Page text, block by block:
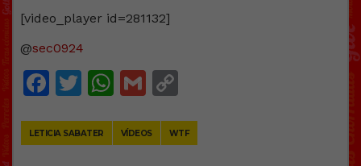
[video_player id=281132]
@sec0924
Facebook
Twitter
WhatsApp
Gmail
LETICIA SABATER VÍDEOS WTF